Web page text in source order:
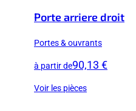
Porte arriere droit
Portes & ouvrants
à partir de90,13 €
Voir les pièces